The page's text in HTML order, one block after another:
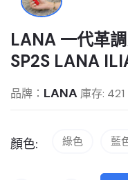
LANA 一代革
SP2S LANA
品牌： LANA 庫存: 421
顏色: 綠色 藍